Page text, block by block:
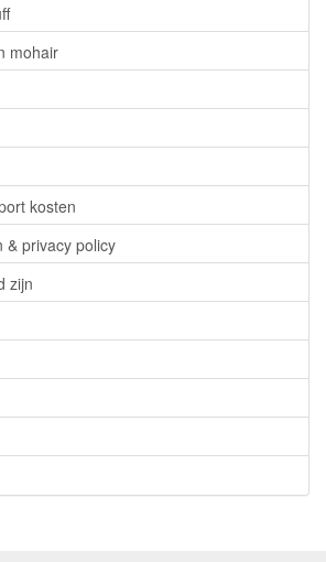
mohair
kosten
& privacy policy
zijn